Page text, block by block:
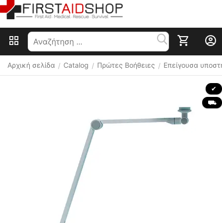
Αρχική σελίδα / Catalog / Πρώτες Βοήθειες / Επείγουσα
✔
⛟